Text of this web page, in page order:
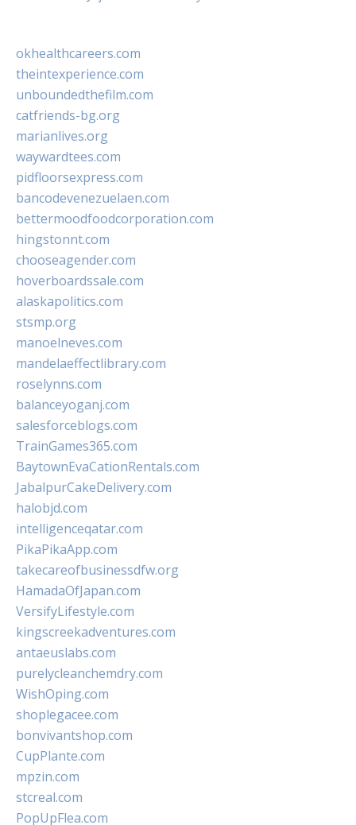
okhealthcareers.com
theintexperience.com
unboundedthefilm.com
catfriends-bg.org
marianlives.org
waywardtees.com
pidfloorsexpress.com
bancodevenezuelaen.com
bettermoodfoodcorporation.com
hingstonnt.com
chooseagender.com
hoverboardssale.com
alaskapolitics.com
stsmp.org
manoelneves.com
mandelaeffectlibrary.com
roselynns.com
balanceyoganj.com
salesforceblogs.com
TrainGames365.com
BaytownEvaCationRentals.com
JabalpurCakeDelivery.com
halobjd.com
intelligenceqatar.com
PikaPikaApp.com
takecareofbusinessdfw.org
HamadaOfJapan.com
VersifyLifestyle.com
kingscreekadventures.com
antaeuslabs.com
purelycleanchemdry.com
WishOping.com
shoplegacee.com
bonvivantshop.com
CupPlante.com
mpzin.com
stcreal.com
PopUpFlea.com